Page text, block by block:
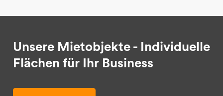
Unsere Mietobjekte - Individuelle
Flächen für Ihr Business